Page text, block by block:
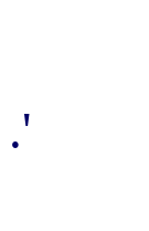
.'